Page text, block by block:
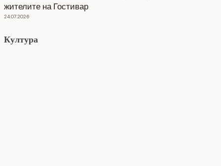
жителите на Гостивар
24.07.2026
Култура